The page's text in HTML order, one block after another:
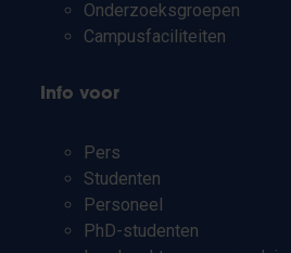
Onderzoeksgroepen
Campusfaciliteiten
Info voor
Pers
Studenten
Personeel
PhD-studenten